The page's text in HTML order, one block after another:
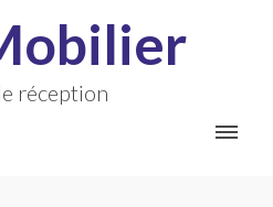
réception